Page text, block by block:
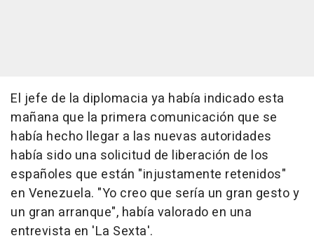
El jefe de la diplomacia ya había indicado esta
mañana que la primera comunicación que se
había hecho llegar a las nuevas autoridades
había sido una solicitud de liberación de los
españoles que están "injustamente retenidos"
en Venezuela. "Yo creo que sería un gran gesto y
un gran arranque", había valorado en una
entrevista en 'La Sexta'.